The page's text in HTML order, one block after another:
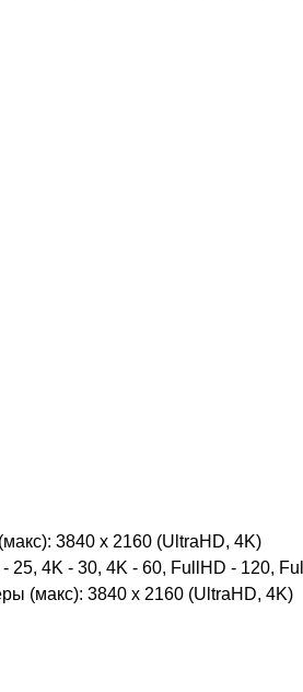
3840 x 2160 (UltraHD, 4K)
25, 4K - 30, 4K - 60, FullHD - 120,
(макс): 3840 x 2160 (UltraHD, 4K)